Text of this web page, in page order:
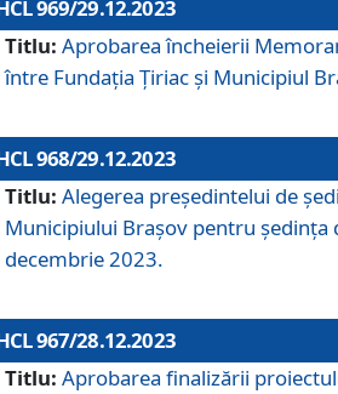
969/29.12.2023
Titlu: Aprobarea încheierii
între Fundația Țiriac și Municipiul
968/29.12.2023
Titlu: Alegerea preşedintelui de
Municipiului Braşov pentru ședința
decembrie 2023.
967/28.12.2023
Titlu: Aprobarea finalizării